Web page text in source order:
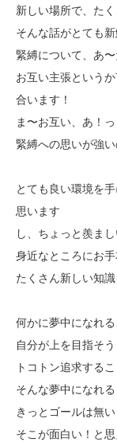
新しい場所で、た
そんな話がとても
緊縛について、あ
お互い主張という
合います！
ま〜お互い、あ！
緊縛への思いが強
とても良い環境を
思います
し、ちょっと羨まし
身近なところにお
たくさん新しい知
何かに夢中になれ
自分が上を目指そ
トコトン追求する
そんな夢中になれ
きっとゴールは無い
そこが面白い！と